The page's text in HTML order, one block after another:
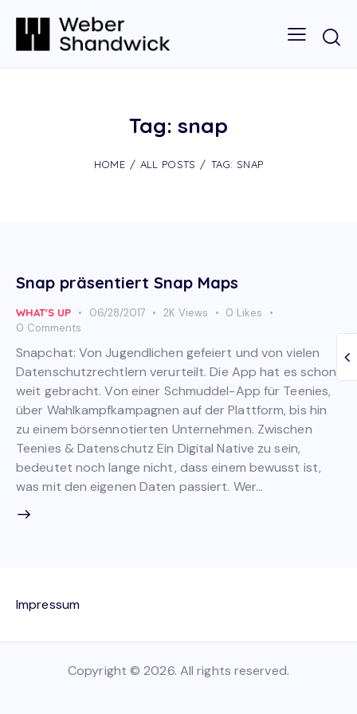
Tag: snap
HOME ALL POSTS TAG: SNAP
Snap präsentiert Snap Maps
WHAT'S UP 06/28/2017 2K Views 0 Likes
0 Comments
Snapchat: Von Jugendlichen gefeiert und von vielen
Datenschutzrechtlern verurteilt. Die App hat es schon
weit gebracht. Von einer Schmuddel-App für Teenies,
über Wahlkampfkampagnen auf der Plattform, bis hin
zu einem börsennotierten Unternehmen. Zwischen
Teenies & Datenschutz Ein Digital Native zu sein,
bedeutet noch lange nicht, dass einem bewusst ist,
was mit den eigenen Daten passiert. Wer…
Impressum
Copyright © 2026. All rights reserved.